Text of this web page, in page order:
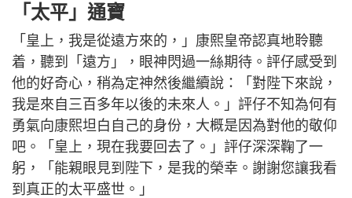
「太平」通寶
「皇上，我是從遠方來的，」康熙皇帝認真地聆聽
着，聽到「遠方」，眼神閃過一絲期待。評仔感受到
他的好奇心，稍為定神然後繼續說：「對陛下來說，
我是來自三百多年以後的未來人。」評仔不知為何有
勇氣向康熙坦白自己的身份，大概是因為對他的敬仰
吧。「皇上，現在我要回去了。」評仔深深鞠了一
躬，「能親眼見到陛下，是我的榮幸。謝謝您讓我看
到真正的太平盛世。」